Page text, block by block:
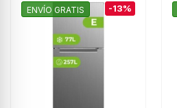
ENVÍO GRATIS -13%